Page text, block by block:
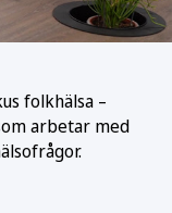
folkhälsa –
arbetar med